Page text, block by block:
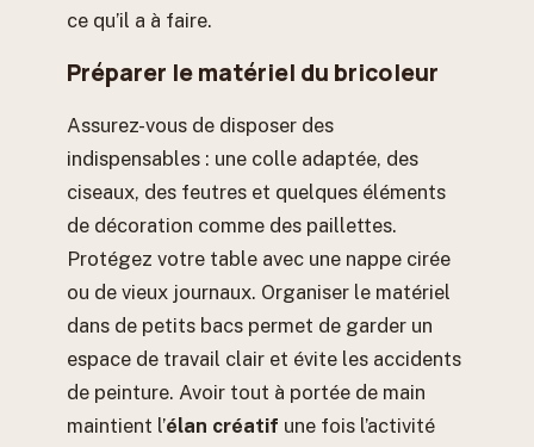
ce qu’il a à faire.
Préparer le matériel du bricoleur
Assurez-vous de disposer des
indispensables : une colle adaptée, des
ciseaux, des feutres et quelques éléments
de décoration comme des paillettes.
Protégez votre table avec une nappe cirée
ou de vieux journaux. Organiser le matériel
dans de petits bacs permet de garder un
espace de travail clair et évite les accidents
de peinture. Avoir tout à portée de main
maintient l’élan créatif une fois l’activité